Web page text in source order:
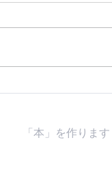
「本」を作ります